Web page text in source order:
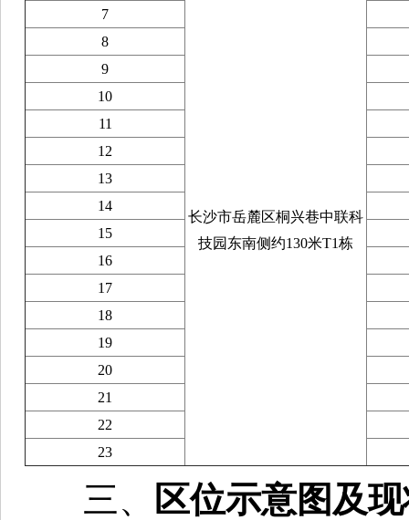
长沙市岳麓区桐兴巷中联科
技园东南侧约130米T1栋
7
8
9
10
11
12
13
14
15
16
17
18
19
20
21
22
23
三、 区位示意图及